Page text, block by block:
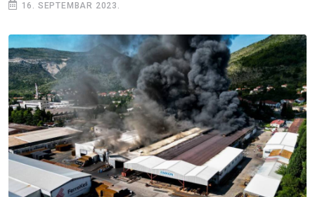
16. SEPTEMBAR 2023.